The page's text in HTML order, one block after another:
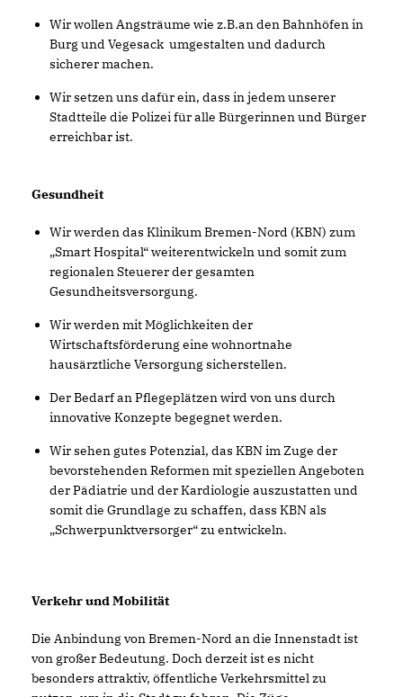
Wir wollen Angsträume wie z.B.an den Bahnhöfen in
Burg und Vegesack umgestalten und dadurch
sicherer machen.
Wir setzen uns dafür ein, dass in jedem unserer
Stadtteile die Polizei für alle Bürgerinnen und Bürger
erreichbar ist.
Gesundheit
Wir werden das Klinikum Bremen-Nord (KBN) zum
Smart Hospital“ weiterentwickeln und somit zum
regionalen Steuerer der gesamten
Gesundheitsversorgung.
Wir werden mit Möglichkeiten der
Wirtschaftsförderung eine wohnortnahe
hausärztliche Versorgung sicherstellen.
Der Bedarf an Pflegeplätzen wird von uns durch
innovative Konzepte begegnet werden.
Wir sehen gutes Potenzial, das KBN im Zuge der
bevorstehenden Reformen mit speziellen Angeboten
der Pädiatrie und der Kardiologie auszustatten und
somit die Grundlage zu schaffen, dass KBN als
Schwerpunktversorger“ zu entwickeln.
Verkehr und Mobilität
Die Anbindung von Bremen-Nord an die Innenstadt ist
von großer Bedeutung. Doch derzeit ist es nicht
besonders attraktiv, öffentliche Verkehrsmittel zu